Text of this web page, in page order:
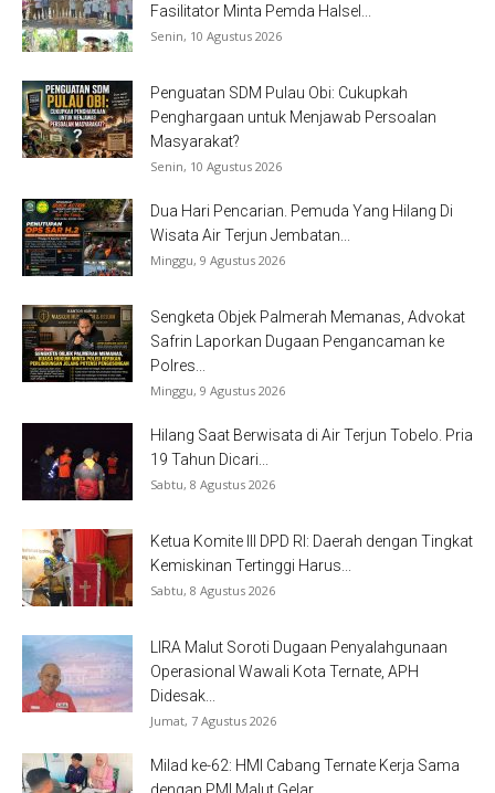
Fasilitator Minta Pemda Halsel...
Senin, 10 Agustus 2026
Penguatan SDM Pulau Obi: Cukupkah
Penghargaan untuk Menjawab Persoalan
Masyarakat?
Senin, 10 Agustus 2026
Dua Hari Pencarian. Pemuda Yang Hilang Di
Wisata Air Terjun Jembatan...
Minggu, 9 Agustus 2026
Sengketa Objek Palmerah Memanas, Advokat
Safrin Laporkan Dugaan Pengancaman ke
Polres...
Minggu, 9 Agustus 2026
Hilang Saat Berwisata di Air Terjun Tobelo. Pria
19 Tahun Dicari...
Sabtu, 8 Agustus 2026
Ketua Komite III DPD RI: Daerah dengan Tingkat
Kemiskinan Tertinggi Harus...
Sabtu, 8 Agustus 2026
LIRA Malut Soroti Dugaan Penyalahgunaan
Operasional Wawali Kota Ternate, APH
Didesak...
Jumat, 7 Agustus 2026
Milad ke-62: HMI Cabang Ternate Kerja Sama
dengan PMI Malut Gelar...